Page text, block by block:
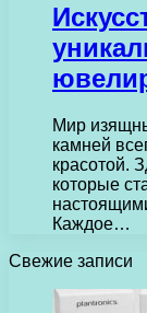
Мир
камней
красотой.
которые
Каждое…
Свежие записи